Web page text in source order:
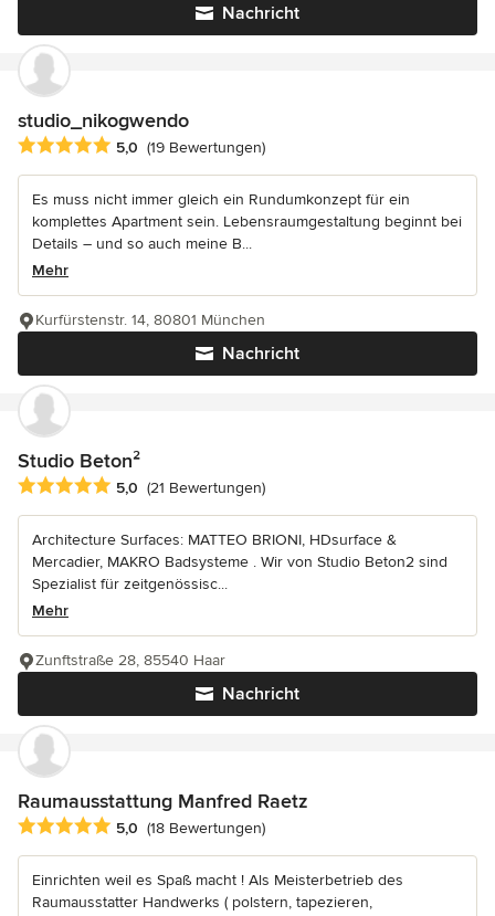
Nachricht
studio_nikogwendo
Durchschnittliche Bewertung: 5 von 5 Sternen
5,0 (19 Bewertungen)
Es muss nicht immer gleich ein Rundumkonzept für ein
komplettes Apartment sein. Lebensraumgestaltung beginnt bei
Details – und so auch meine B...
Mehr
Nachricht
Kurfürstenstr. 14, 80801 München
Studio Beton²
Durchschnittliche Bewertung: 5 von 5 Sternen
5,0 (21 Bewertungen)
Architecture Surfaces: MATTEO BRIONI, HDsurface &
Mercadier, MAKRO Badsysteme . Wir von Studio Beton2 sind
Spezialist für zeitgenössisc...
Mehr
Nachricht
Zunftstraße 28, 85540 Haar
Raumausstattung Manfred Raetz
Durchschnittliche Bewertung: 5 von 5 Sternen
5,0 (18 Bewertungen)
Einrichten weil es Spaß macht ! Als Meisterbetrieb des
Raumausstatter Handwerks ( polstern, tapezieren,